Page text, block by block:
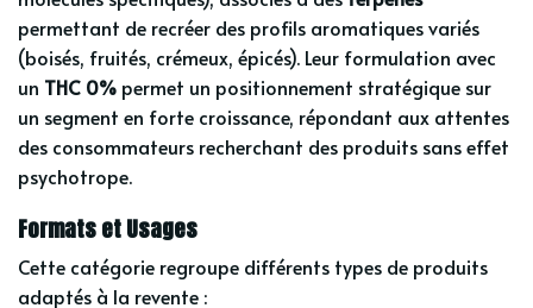
permettant de recréer des profils aromatiques variés
(boisés, fruités, crémeux, épicés). Leur formulation avec
un THC 0% permet un positionnement stratégique sur
un segment en forte croissance, répondant aux attentes
des consommateurs recherchant des produits sans effet
psychotrope.
Formats et Usages
Cette catégorie regroupe différents types de produits
adaptés à la revente :